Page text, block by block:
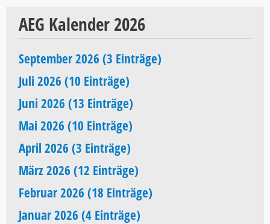
AEG Kalender 2026
September 2026 (3 Einträge)
Juli 2026 (10 Einträge)
Juni 2026 (13 Einträge)
Mai 2026 (10 Einträge)
April 2026 (3 Einträge)
März 2026 (12 Einträge)
Februar 2026 (18 Einträge)
Januar 2026 (4 Einträge)